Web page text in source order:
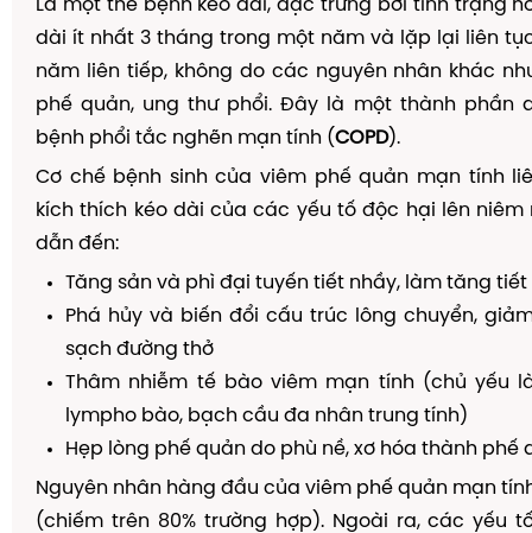
Là một thể bệnh kéo dài, đặc trưng bởi tình trạng
dài ít nhất 3 tháng trong một năm và lặp lại liên
năm liên tiếp, không do các nguyên nhân khác
phế quản, ung thư phổi. Đây là một thành phần
bệnh phổi tắc nghẽn mạn tính (COPD).
Cơ chế bệnh sinh của viêm phế quản mạn tính
kích thích kéo dài của các yếu tố độc hại lên niêm
dẫn đến:
Tăng sản và phì đại tuyến tiết nhầy, làm tăng
Phá hủy và biến đổi cấu trúc lông chuyển,
sạch đường thở
Thâm nhiễm tế bào viêm mạn tính (chủ yếu
lympho bào, bạch cầu đa nhân trung tính)
Hẹp lòng phế quản do phù nề, xơ hóa thành phế
Nguyên nhân hàng đầu của viêm phế quản mạn
(chiếm trên 80% trường hợp). Ngoài ra, các yếu